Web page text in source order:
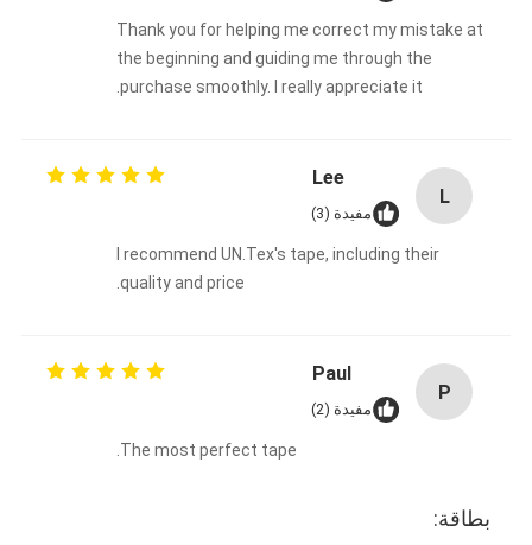
Thank you for helping me correct my mistake at
the beginning and guiding me through the
purchase smoothly. I really appreciate it.
L
Lee
مفيدة (3)
I recommend UN.Tex's tape, including their
quality and price.
P
Paul
مفيدة (2)
The most perfect tape.
بطاقة: